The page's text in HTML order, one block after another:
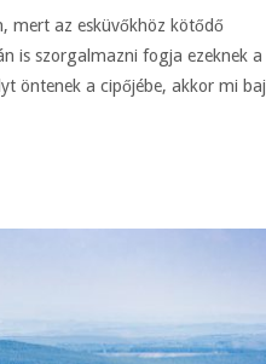
mert az esküvőkhöz kötődő
is szorgalmazni fogja ezeknek a
öntenek a cipőjébe, akkor mi baj